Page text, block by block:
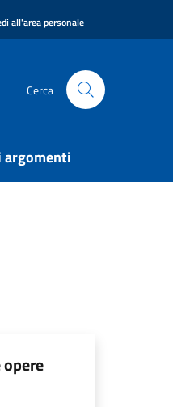
all'area personale
Cerca